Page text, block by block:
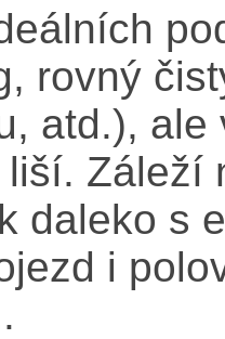
rovný
atd.),
Záleží
daleko s
i